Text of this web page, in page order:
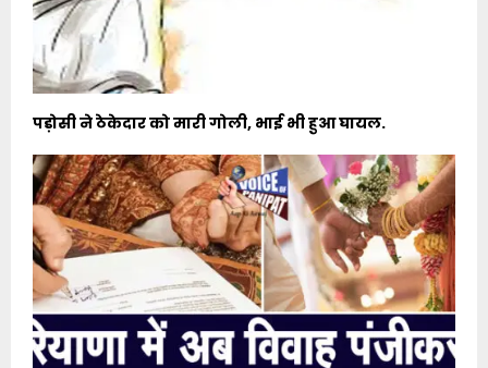
पड़ोसी ने ठेकेदार को मारी गोली, भाई भी हुआ घायल.